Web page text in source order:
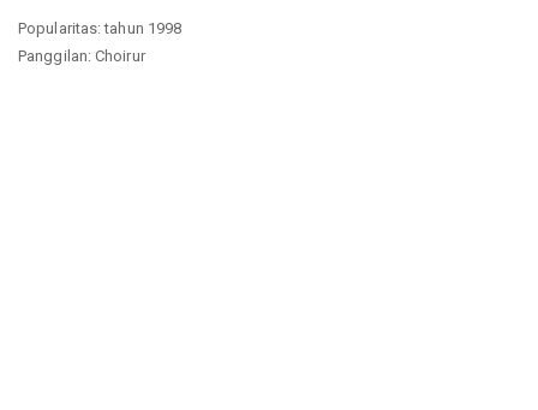
Popularitas: tahun 1998
Panggilan: Choirur